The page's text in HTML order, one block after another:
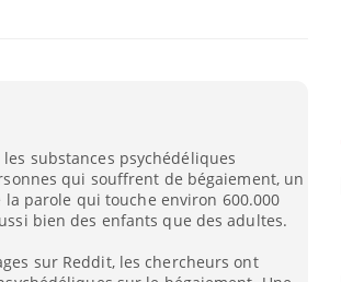
substances psychédéliques
qui souffrent de bégaiement, un
parole qui touche environ 600.000
bien des enfants que des adultes.
sur Reddit, les chercheurs ont
Chikungunya, dengue,
West Nile : que se passe-
t-il dans le sud de la
France ?